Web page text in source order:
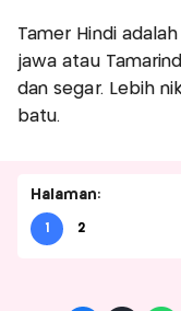
Tamer Hindi
jawa atau
dan segar. Lebih
batu.
Halaman:
1 2